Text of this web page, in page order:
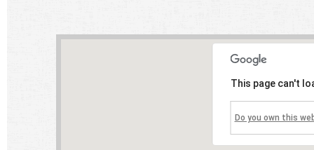
This page can't
Do you own this